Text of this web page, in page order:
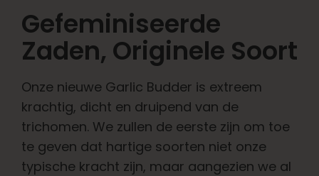
Tuinzaden
Leer
Druk op
Over
Gefeminiseerde
Zaden, Originele Soort
Onze nieuwe Garlic Budder is extreem
krachtig, dicht en druipend van de
trichomen. We zullen de eerste zijn om toe
te geven dat hartige soorten niet onze
typische kracht zijn, maar aangezien we al